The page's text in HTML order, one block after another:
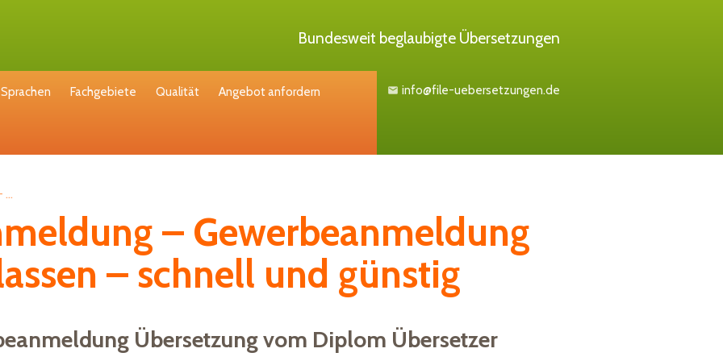
Sprachen Fachgebiete Qualität Angebot anfordern
Bundesweit beglaubigte Übersetzungen
email info@file-uebersetzungen.de
– Gewerbeanmeldung
– schnell und günstig
Übersetzung vom Diplom Übersetzer